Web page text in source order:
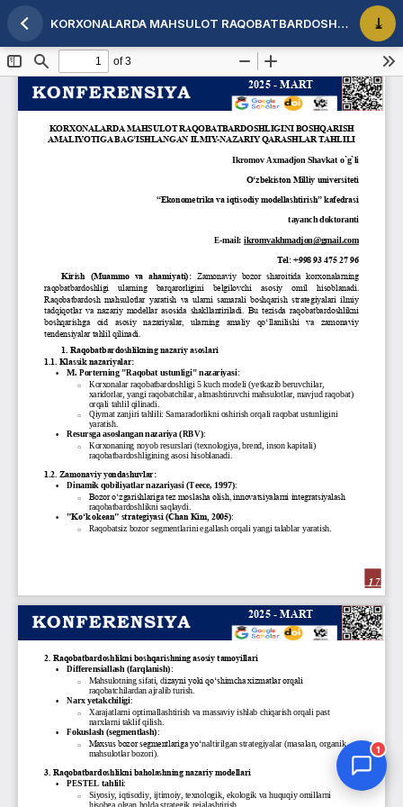
Maqola tafsilotlariga qaytish KORXONALARDA MAHSULOT RAQOBATBARDOSHLIGINI BOSHQARISH AMALIYOTIGA BAGʼISHLANGAN ILMIY-NAZARIY QARASHLAR TAHLILI
1
Onlayn